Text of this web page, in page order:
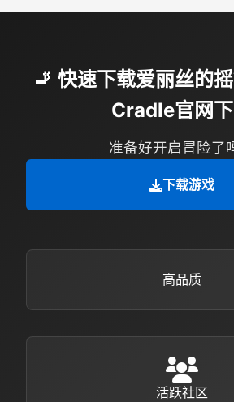
🚬 快速下载爱丽丝的
Cradle官网
准备好开启冒险了
下载游戏
高品质
活跃社区